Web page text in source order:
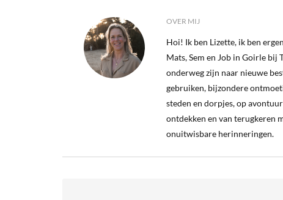
OVER MIJ
Hoi! Ik ben Lizette, ik ben
Mats, Sem en Job in Goirle bij
onderweg zijn naar nieuwe
gebruiken, bijzondere
steden en dorpjes, op
ontdekken en van terugkeren
onuitwisbare herinneringen.